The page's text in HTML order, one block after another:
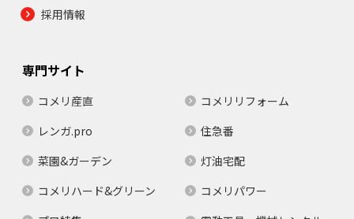
採用情報
専門サイト
コメリ産直
コメリリフォーム
レンガ.pro
住急番
菜園&ガーデン
灯油宅配
コメリハード&グリーン
コメリパワー